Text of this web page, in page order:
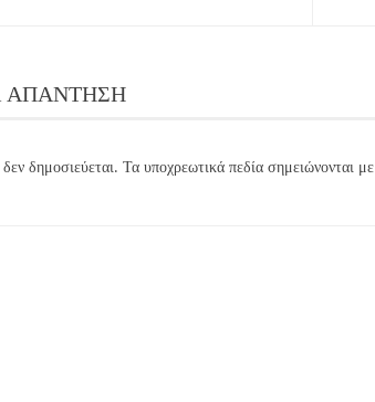
ΑΠΆΝΤΗΣΗ
δημοσιεύεται. Τα υποχρεωτικά πεδία σημειώνονται με